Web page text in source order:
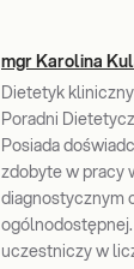
mgr Karolina
Dietetyk
Poradni
Posiada
zdobyte w pracy
diagnostycznym
uczestniczy w